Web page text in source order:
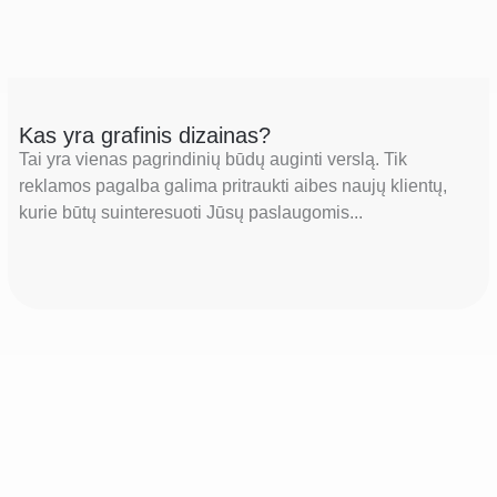
Kas yra grafinis dizainas?
Tai yra vienas pagrindinių būdų auginti verslą. Tik
reklamos pagalba galima pritraukti aibes naujų klientų,
kurie būtų suinteresuoti Jūsų paslaugomis...